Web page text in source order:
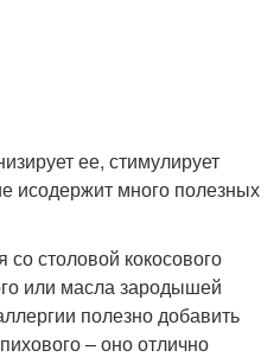
ее, стимулирует
исодержит много полезных
столовой кокосового
или масла зародышей
полезно добавить
– оно отлично